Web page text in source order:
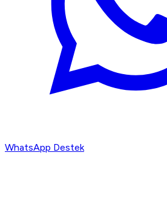
WhatsApp Destek